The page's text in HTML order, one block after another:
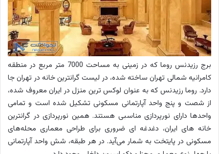
برج رزیدنس روما که در زمینی به مساحت 7000 متر مربع در منطقه
کامرانیه شمالی تهران ساخته شده، در لیست گرانترین خانه در تهران جا
دارد. روما رزیدنس که به عنوان لوکس ترین منزل در ایران معروف شده،
از شصت و پنج واحد آپارتمانی مسکونی تشکیل شده است و تمامی
واحدها دارای نورپردازی مناسبی هستند. همین نورپردازی در گرانترین
خانه های ایران، دغدغه ای ضروری برای طراحی معماری محله‌های
مسکونی در پایتخت به شمار می‌آید. در هر طبقه، شش واحد آپارتمانی